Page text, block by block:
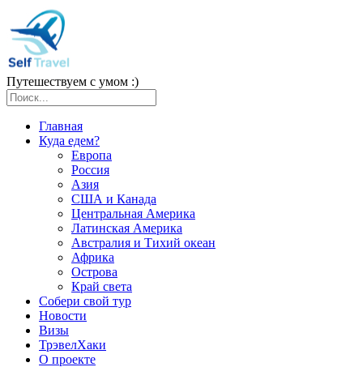
Путешествуем с умом :)
Главная
Куда едем?
Европа
Россия
Азия
США и Канада
Центральная Америка
Латинская Америка
Австралия и Тихий океан
Африка
Острова
Край света
Собери свой тур
Новости
Визы
ТрэвелХаки
О проекте